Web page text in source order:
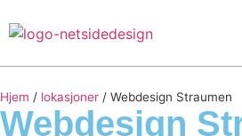
Hjem / lokasjoner / Webdesign Straumen
Webdesign